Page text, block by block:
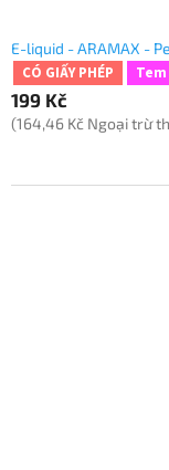
E-liquid - ARAMAX -
CÓ GIẤY PHÉP
199 Kč
(164,46 Kč Ngoại trừ